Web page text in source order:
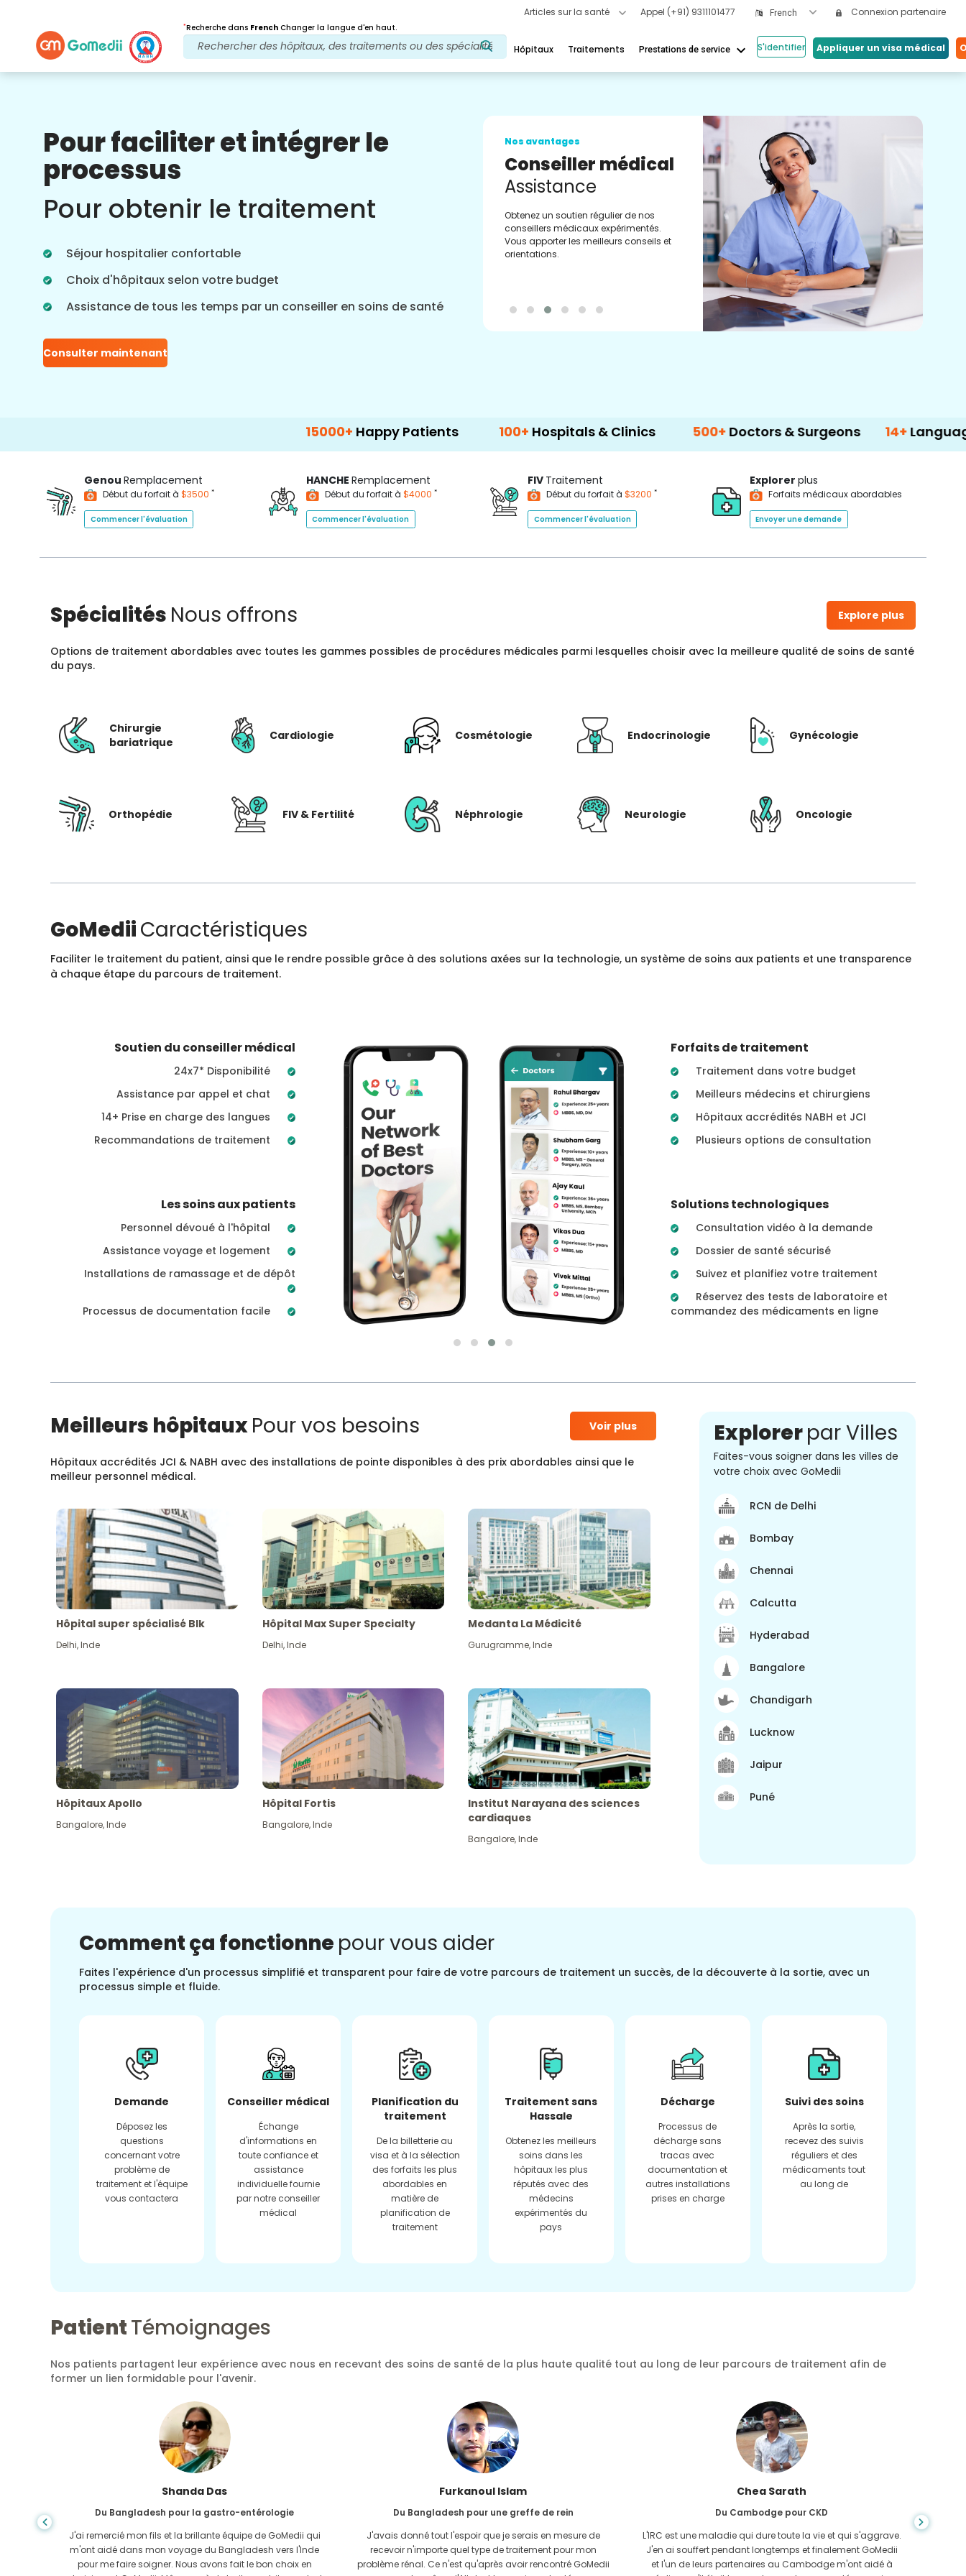
Articles sur la santé Appel (+91) 9311101477 French Connexion partenaire
*Recherche dans French Changer la langue d'en haut.
Hôpitaux Traitements Prestations de service keyboard_arrow_down S'identifier Appliquer un visa médical
Pour faciliter et intégrer le
processus
Pour obtenir le traitement
Séjour hospitalier confortable
Choix d'hôpitaux selon votre budget
Assistance de tous les temps par un conseiller en soins de santé
Consulter maintenant
Nos avantages
Après traitement
Suivi des soins
Bénéficiez d'une assistance médicale et
vos problèmes à tout moment. Mises à
traitement.
Nos avantages
Conseiller médical
Assistance
Obtenez un soutien régulier de nos
conseillers médicaux expérimentés.
Vous apporter les meilleurs conseils et
orientations.
15000+Happy Patients 100+ Hospitals & Clinics 500+ Doctors & Surgeons 14+ Language
Genou Remplacement
Début du forfait à $3500 *
Commencer l'évaluation
HANCHE Remplacement
Début du forfait à $4000 *
Commencer l'évaluation
FIV Traitement
Début du forfait à $3200 *
Commencer l'évaluation
Explorer plus
Forfaits médicaux abordables
Envoyer une demande
Spécialités Nous offrons Explore plus
Options de traitement abordables avec toutes les gammes possibles de procédures médicales parmi lesquelles choisir avec la meilleure qualité de soins de santé
du pays.
Chirurgie
bariatrique
Cardiologie Cosmétologie Endocrinologie Gynécologie
Orthopédie FIV & Fertilité Néphrologie Neurologie Oncologie
GoMediiCaractéristiques
Faciliter le traitement du patient, ainsi que le rendre possible grâce à des solutions axées sur la technologie, un système de soins aux patients et une transparence
à chaque étape du parcours de traitement.
Soutien du conseiller médical
24x7* Disponibilité
Assistance par appel et chat
14+ Prise en charge des langues
Recommandations de traitement
Les soins aux patients
Personnel dévoué à l'hôpital
Assistance voyage et logement
Installations de ramassage et de dépôt
Processus de documentation facile
Forfaits de traitement
Traitement dans votre budget
Meilleurs médecins et chirurgiens
Hôpitaux accrédités NABH et JCI
Plusieurs options de consultation
Solutions technologiques
Consultation vidéo à la demande
Dossier de santé sécurisé
Suivez et planifiez votre traitement
Réservez des tests de laboratoire et
commandez des médicaments en ligne
Meilleurs hôpitauxPour vos besoins Voir plus
Hôpitaux accrédités JCI & NABH avec des installations de pointe disponibles à des prix abordables ainsi que le
meilleur personnel médical.
Hôpital super spécialisé Blk
Delhi,Inde
Hôpital Max Super Specialty
Delhi,Inde
Medanta La Médicité
Gurugramme,Inde
Hôpitaux Apollo
Bangalore,Inde
Hôpital Fortis
Bangalore,Inde
Institut Narayana des sciences
cardiaques
Bangalore,Inde
Explorerpar Villes
Faites-vous soigner dans les villes de
votre choix avec GoMedii
RCN de Delhi
Bombay
Chennai
Calcutta
Hyderabad
Bangalore
Chandigarh
Lucknow
Jaipur
Puné
Comment ça fonctionne pour vous aider
Faites l'expérience d'un processus simplifié et transparent pour faire de votre parcours de traitement un succès, de la découverte à la sortie, avec un
processus simple et fluide.
Demande
Déposez les
questions
concernant votre
problème de
traitement et l'équipe
vous contactera
Conseiller médical
Échange
d'informations en
toute confiance et
assistance
individuelle fournie
par notre conseiller
médical
Planification du
traitement
De la billetterie au
visa et à la sélection
des forfaits les plus
abordables en
matière de
planification de
traitement
Traitement sans
Hassale
Obtenez les meilleurs
soins dans les
hôpitaux les plus
réputés avec des
médecins
expérimentés du
pays
Décharge
Processus de
décharge sans
tracas avec
documentation et
autres installations
prises en charge
Suivi des soins
Après la sortie,
recevez des suivis
réguliers et des
médicaments tout
au long de
PatientTémoignages
Nos patients partagent leur expérience avec nous en recevant des soins de santé de la plus haute qualité tout au long de leur parcours de traitement afin de
former un lien formidable pour l'avenir.
Shanda Das
Du Bangladesh pour la gastro-entérologie
J'ai remercié mon fils et la brillante équipe de GoMedii qui
m'ont aidé dans mon voyage du Bangladesh vers l'Inde
pour me faire soigner. Nous avons fait le bon choix en
Furkanoul Islam
Du Bangladesh pour une greffe de rein
J'avais donné tout l'espoir que je serais en mesure de
recevoir n'importe quel type de traitement pour mon
problème rénal. Ce n'est qu'après avoir rencontré GoMedii
Chea Sarath
Du Cambodge pour CKD
L'IRC est une maladie qui dure toute la vie et qui s'aggrave.
J'en ai souffert pendant longtemps et finalement GoMedii
et l'un de leurs partenaires au Cambodge m'ont aidé à